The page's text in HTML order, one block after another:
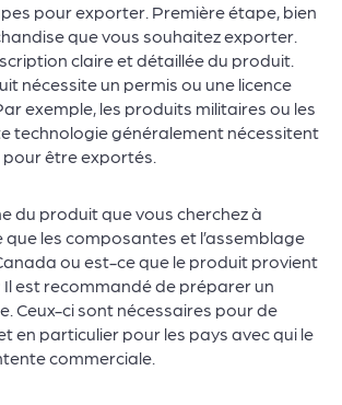
pour exporter. Première étape, bien
que vous souhaitez exporter.
claire et détaillée du produit.
nécessite un permis ou une licence
exemple, les produits militaires ou les
technologie généralement nécessitent
être exportés.
du produit que vous cherchez à
les composantes et l’assemblage
ou est-ce que le produit provient
Il est recommandé de préparer un
Ceux-ci sont nécessaires pour de
en particulier pour les pays avec qui le
commerciale.